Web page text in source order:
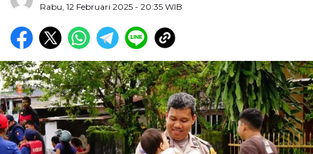
Rabu, 12 Februari 2025 - 20:35 WIB